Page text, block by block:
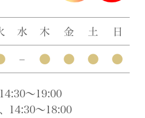
水 木 金 土 日
– ● ● ● ●
〜19:00
14:30〜18:00